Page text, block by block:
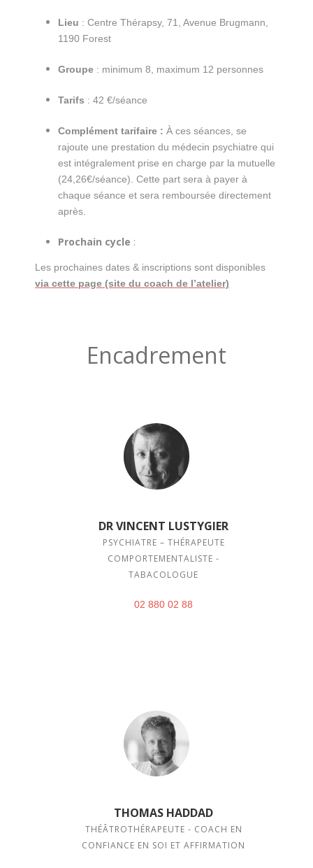
Lieu : Centre Thérapsy, 71, Avenue Brugmann,
1190 Forest
Groupe: minimum 8, maximum 12 personnes
Tarifs : 42 €/séance
Complément tarifaire : À ces séances, se
rajoute une prestation du médecin psychiatre qui
est intégralement prise en charge par la mutuelle
(24,26€/séance). Cette part sera à payer à
chaque séance et sera remboursée directement
après.
Prochain cycle :
Les prochaines dates & inscriptions sont disponibles
via cette page (site du coach de l’atelier)
Encadrement
DR VINCENT LUSTYGIER
PSYCHIATRE – THÉRAPEUTE
COMPORTEMENTALISTE -
TABACOLOGUE
02 880 02 88
THOMAS HADDAD
THÉÂTROTHÉRAPEUTE - COACH EN
CONFIANCE EN SOI ET AFFIRMATION